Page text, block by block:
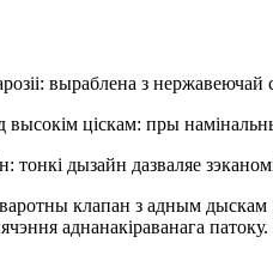
выраблена з нержавеючай
ціскам: пры
дызайн дазваляе
клапан з адным дыскам
аднанакіраванага